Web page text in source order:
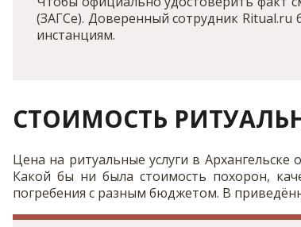
(ЗАГСе). Доверенный сотрудник
инстанциям.
СТОИМОСТЬ
Цена на ритуальные услуги в
Какой бы ни была стоимость похорон,
погребения с разным бюджетом. В